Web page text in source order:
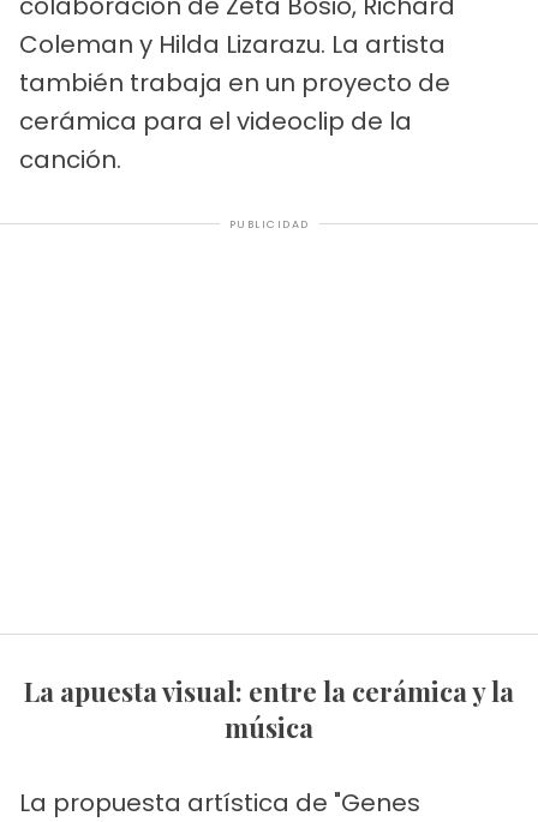
Coleman y Hilda Lizarazu. La artista
también trabaja en un proyecto de
cerámica para el videoclip de la
canción.
PUBLICIDAD
La apuesta visual: entre la cerámica y la
música
La propuesta artística de "Genes